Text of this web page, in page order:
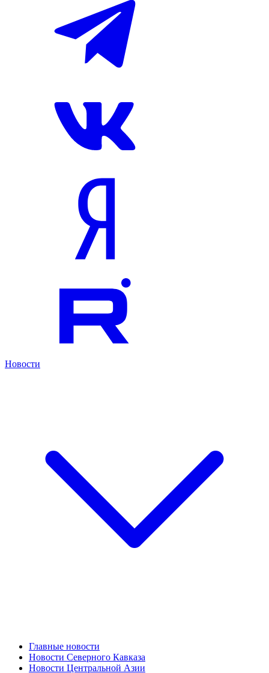
Новости
Главные новости
Новости Северного Кавказа
Новости Центральной Азии